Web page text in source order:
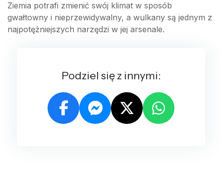
Ziemia potrafi zmienić swój klimat w sposób
gwałtowny i nieprzewidywalny, a wulkany są jednym z
najpotężniejszych narzędzi w jej arsenale.
Podziel się z innymi: